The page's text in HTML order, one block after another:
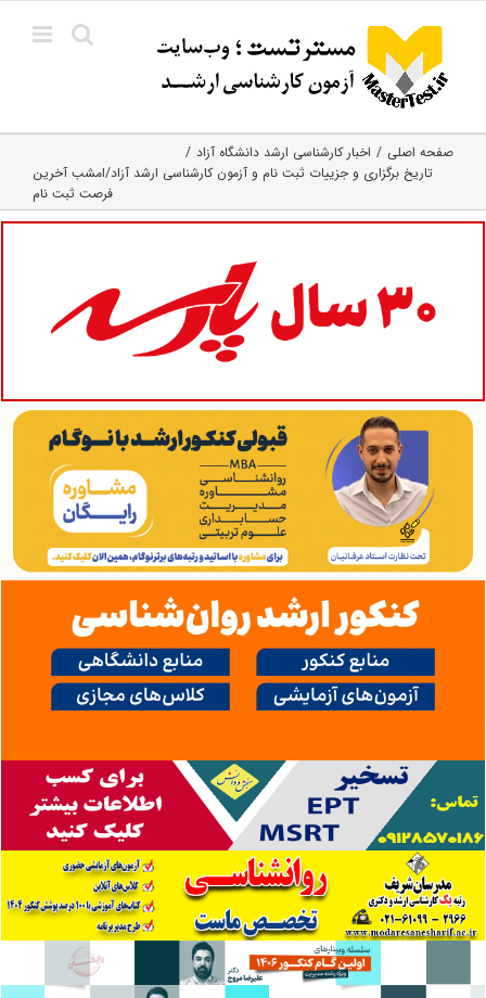
content
صفحه اصلی
اخبار کارشناسی ارشد دانشگاه آزاد
تاریخ برگزاری و جزییات ثبت نام و آزمون کارشناسی ارشد آزاد/امشب آخرین
فرصت ثبت نام